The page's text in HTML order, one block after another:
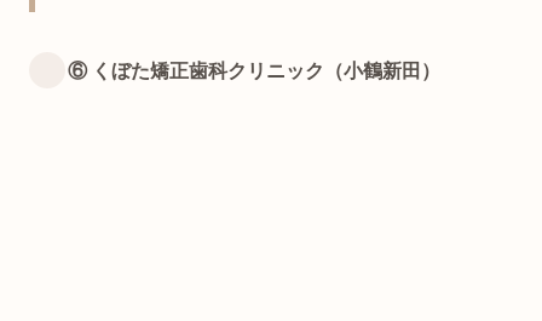
⑥ くぼた矯正歯科クリニック（小鶴新田）